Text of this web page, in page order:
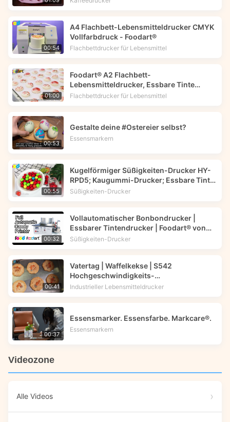
00:54
A4 Flachbett-Lebensmitteldrucker CMYK
Vollfarbdruck - Foodart®
Flachbettdrucker für Lebensmittel
01:00
Foodart® A2 Flachbett-
Lebensmitteldrucker, Essbare Tinte
Drucker druckt Blumenbild auf
Flachbettdrucker für Lebensmittel
00:53
Gestalte deine #Ostereier selbst?
Essensmarkern
00:55
Kugelförmiger Süßigkeiten-Drucker HY-
RPD5; Kaugummi-Drucker; Essbare Tinte
-- Foodart®
Süßigkeiten-Drucker
00:32
Vollautomatischer Bonbondrucker |
Essbarer Tintendrucker | Foodart® von
Foodprinttech
Süßigkeiten-Drucker
00:41
Vatertag | Waffelkekse | S542
Hochgeschwindigkeits-
Lebensmitteldrucker | Foodprinttech
Industrieller Lebensmitteldrucker
00:37
Essensmarker. Essensfarbe. Markcare®.
Essensmarkern
Videozone
Alle Videos